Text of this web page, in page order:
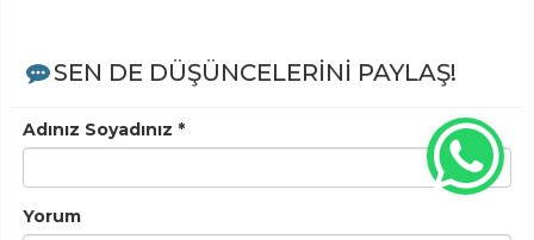
SEN DE DÜŞÜNCELERİNİ PAYLAŞ!
Adınız Soyadınız *
Yorum